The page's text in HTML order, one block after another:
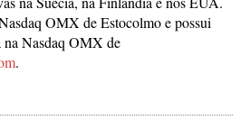
OMX de Estocolmo e possui
na Nasdaq OMX de
.